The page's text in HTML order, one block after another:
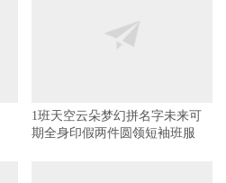
1班天空云朵梦幻拼名字未来可
期全身印假两件圆领短袖班服